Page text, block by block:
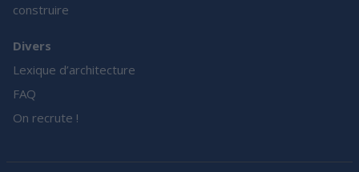
construire
Divers
Lexique d’architecture
FAQ
On recrute !